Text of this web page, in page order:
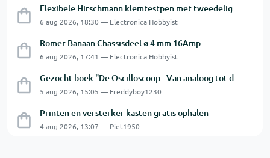
Flexibele Hirschmann klemtestpen met tweedelige klem.
6 aug 2026, 18:30 — Electronica Hobbyist
Romer Banaan Chassisdeel ø 4 mm 16Amp
6 aug 2026, 17:41 — Electronica Hobbyist
Gezocht boek "De Oscilloscoop - Van analoog tot digitaal"
5 aug 2026, 15:05 — Freddyboy1230
Printen en versterker kasten gratis ophalen
4 aug 2026, 13:07 — Piet1950